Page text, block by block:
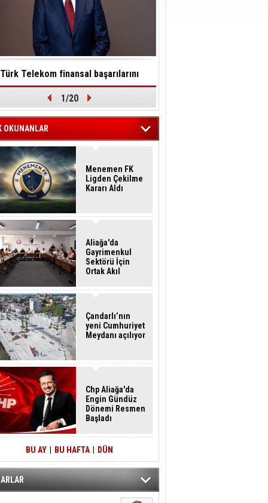
Türk Telekom finansal başarılarını
vizyonuyla taçlandırdı
1/20
OKUNANLAR
Menemen FK
Ligden Çekilme
Kararı Aldı
Aliağa'da
Gayrimenkul
Sektörü İçin
Ortak Akıl
Çandarlı’nın
yeni Cumhuriyet
Meydanı açılıyor
Chp Aliağa'da
Engin Gündüz
Dönemi Resmen
Başladı
BU AY BU HAFTA DÜN